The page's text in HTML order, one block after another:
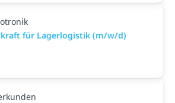
für Lagerlogistik (m/w/d)